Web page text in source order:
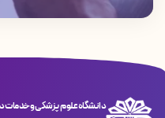
دانشگاه علوم پزشکی و خدمات